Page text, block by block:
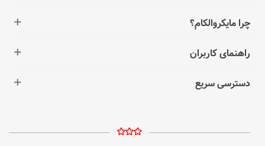
چرا مایکروالکام؟
راهنمای کاربران
دسترسی سریع